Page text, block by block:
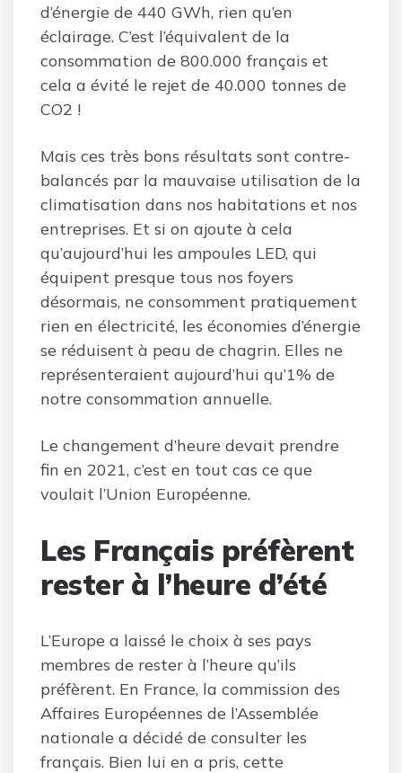
d’énergie de 440 GWh, rien qu’en
éclairage. C’est l’équivalent de la
consommation de 800.000 français et
cela a évité le rejet de 40.000 tonnes de
CO2 !
Mais ces très bons résultats sont contre-
balancés par la mauvaise utilisation de la
climatisation dans nos habitations et nos
entreprises. Et si on ajoute à cela
qu’aujourd’hui les ampoules LED, qui
équipent presque tous nos foyers
désormais, ne consomment pratiquement
rien en électricité, les économies d’énergie
se réduisent à peau de chagrin. Elles ne
représenteraient aujourd’hui qu’1% de
notre consommation annuelle.
Le changement d’heure devait prendre
fin en 2021, c’est en tout cas ce que
voulait l’Union Européenne.
Les Français préfèrent
rester à l’heure d’été
L’Europe a laissé le choix à ses pays
membres de rester à l’heure qu’ils
préfèrent. En France, la commission des
Affaires Européennes de l’Assemblée
nationale a décidé de consulter les
français. Bien lui en a pris, cette